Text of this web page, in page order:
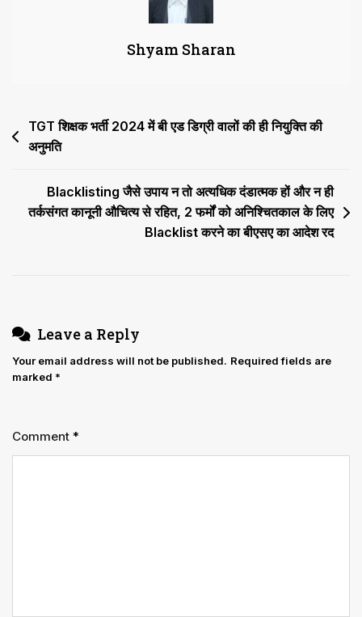
में
दिए
के
अधिकार
समान
Shyam Sharan
Post
navigation
TGT शिक्षक भर्ती 2024 में बी एड डिग्री वालों की ही नियुक्ति की
अनुमति
Blacklisting जैसे उपाय न तो अत्यधिक दंडात्मक हों और न ही
तर्कसंगत कानूनी औचित्य से रहित, 2 फर्मों को अनिश्चितकाल के लिए
Blacklist करने का बीएसए का आदेश रद
Leave a Reply
Your email address will not be published. Required fields are
marked *
Comment *